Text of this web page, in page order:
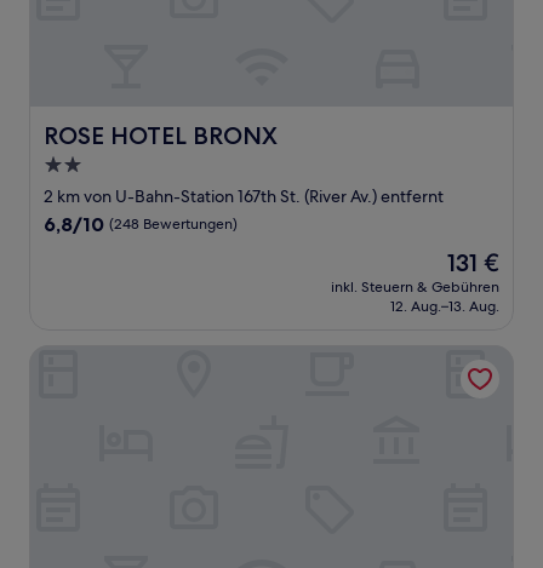
ROSE HOTEL BRONX
ROSE HOTEL BRONX
2.0-
Sterne-
Unterkunft
2 km von U-Bahn-Station 167th St. (River Av.) entfernt
6.8
6,8/10 (248 Bewertungen)
Der
Preis
beträgt
131 €
inkl. Steuern & Gebühren
12. Aug.–13. Aug.